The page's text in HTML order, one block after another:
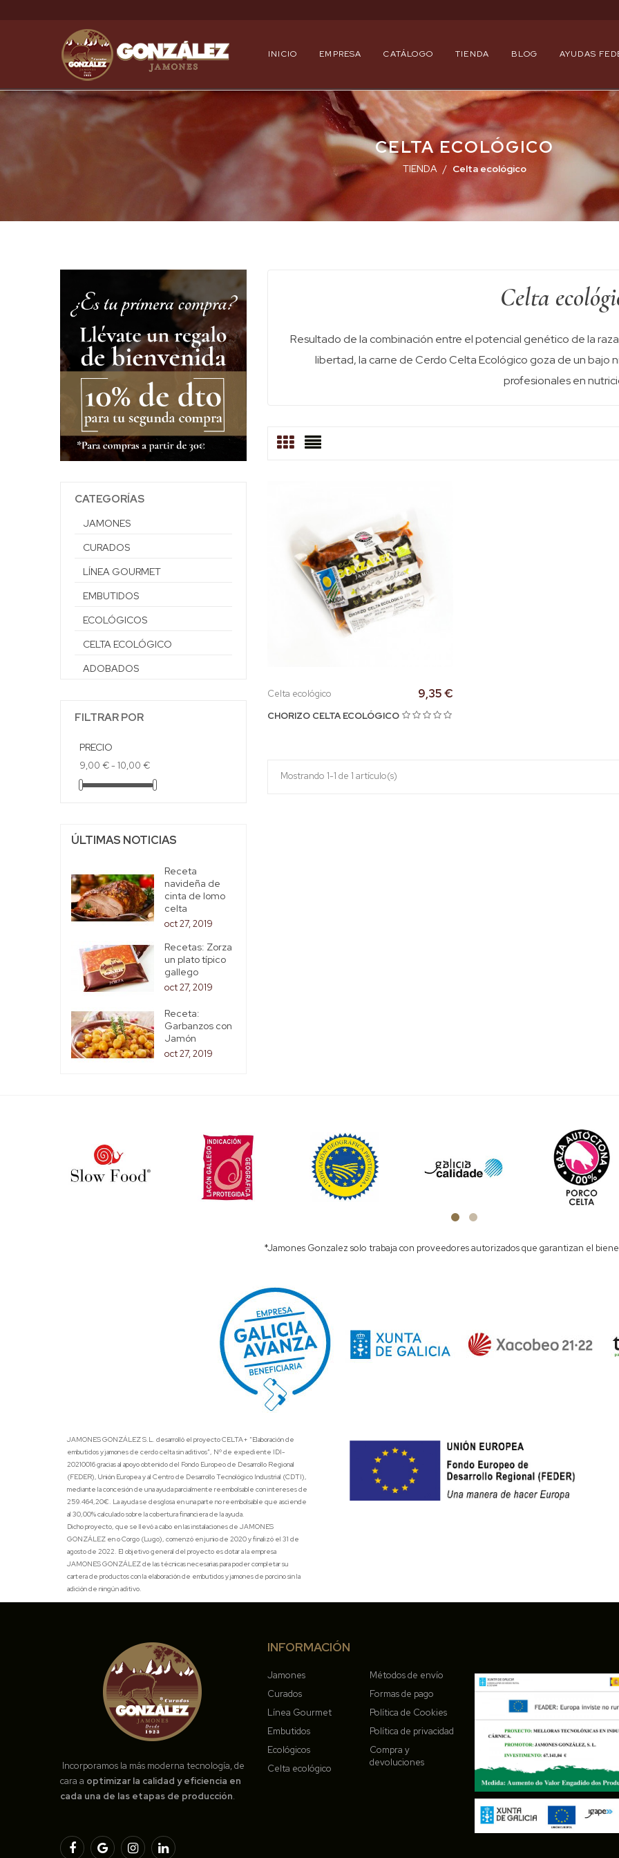
INICIO EMPRESA CATÁLOGO TIENDA BLOG AYUDAS
CELTA ECOLÓGICO
TIENDA Celta ecológico
CATEGORÍAS
JAMONES
CURADOS
LÍNEA GOURMET
EMBUTIDOS
ECOLÓGICOS
CELTA ECOLÓGICO
ADOBADOS
FILTRAR POR
PRECIO
9,00 € - 10,00 €
ÚLTIMAS NOTICIAS
Receta
navideña de
cinta de lomo
celta
oct 27, 2019
Recetas: Zorza
un plato típico
gallego
oct 27, 2019
Receta:
Garbanzos con
Jamón
oct 27, 2019
Celta
Resultado de la combinación entre el potencial genético de la
libertad, la carne de Cerdo Celta Ecológico goza de un bajo
profesionales en
Celta ecológico 9,35 €
CHORIZO CELTA ECOLÓGICO
Mostrando 1-1 de 1 artículo(s)
*Jamones Gonzalez solo trabaja con proveedores autorizados que garantizan el
JAMONES GONZÁLEZ S.L. desarrolló el proyecto CELTA+ “Elaboración de
embutidos y jamones de cerdo celta sin aditivos”, Nº de expediente IDI-
20210016 gracias al apoyo obtenido del Fondo Europeo de Desarrollo Regional
(FEDER), Unión Europea y al Centro de Desarrollo Tecnológico Industrial (CDTI),
mediante la concesión de una ayuda parcialmente reembolsable con intereses de
259.464,20€. La ayuda se desglosa en una parte no reembolsable que asciende
al 30,00% calculado sobre la cobertura financiera de la ayuda.
Dicho proyecto, que se llevó a cabo en las instalaciones de JAMONES
GONZÁLEZ en o Corgo (Lugo), comenzó en junio de 2020 y finalizó el 31 de
agosto de 2022. El objetivo general del proyecto es dotar a la empresa
JAMONES GONZÁLEZ de las técnicas necesarias para poder completar su
cartera de productos con la elaboración de embutidos y jamones de porcino sin la
adición de ningún aditivo.
Incorporamos la más moderna tecnología, de
cara a optimizar la calidad y eficiencia en
cada una de las etapas de producción.
INFORMACIÓN
Jamones
Curados
Línea Gourmet
Embutidos
Ecológicos
Celta ecológico
Métodos de envío
Formas de pago
Política de Cookies
Política de privacidad
Compra y
devoluciones